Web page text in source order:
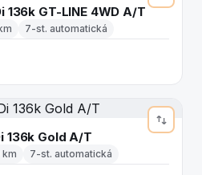
136k GT-LINE 4WD A/T
7-st. automatická
136k Gold A/T
km 7-st. automatická